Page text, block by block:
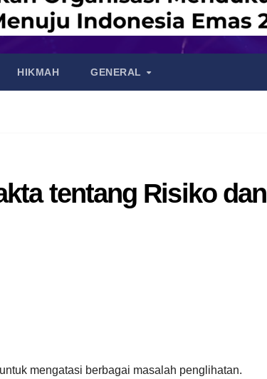
HIKMAH GENERAL
tentang Risiko dan
mengatasi berbagai masalah penglihatan.